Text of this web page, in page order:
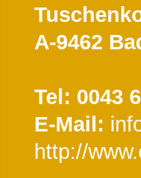
A-9462
Tel: 0043
E-Mail:
http://